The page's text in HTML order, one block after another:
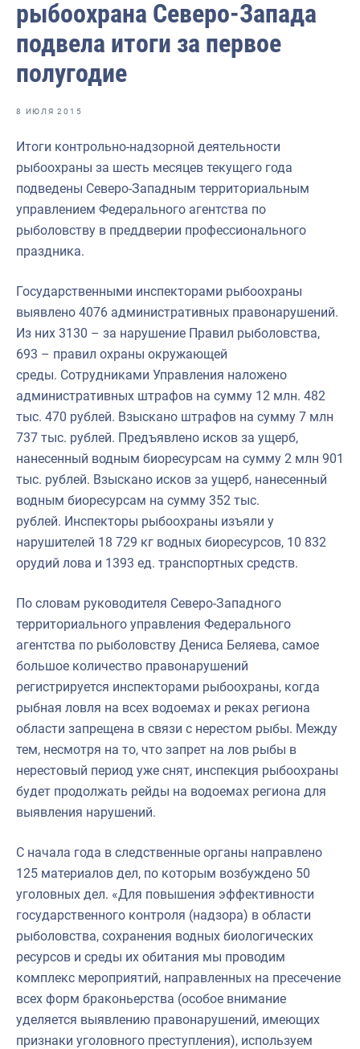
Отраслевые СМИ
Выставки и конференции
Научно-практическая литература
Инфографика
Большая африканская экспедиция
Укрепление духовно-нравственных ценностей
События в России и мире
рыбоохрана Северо-Запада
подвела итоги за первое
полугодие
8 ИЮЛЯ 2015
Итоги контрольно-надзорной деятельности
рыбоохраны за шесть месяцев текущего года
подведены Северо-Западным территориальным
управлением Федерального агентства по
рыболовству в преддверии профессионального
праздника.
Государственными инспекторами рыбоохраны
выявлено 4076 административных правонарушений.
Из них 3130 – за нарушение Правил рыболовства,
693 – правил охраны окружающей
среды. Сотрудниками Управления наложено
административных штрафов на сумму 12 млн. 482
тыс. 470 рублей. Взыскано штрафов на сумму 7 млн
737 тыс. рублей. Предъявлено исков за ущерб,
нанесенный водным биоресурсам на сумму 2 млн 901
тыс. рублей. Взыскано исков за ущерб, нанесенный
водным биоресурсам на сумму 352 тыс.
рублей. Инспекторы рыбоохраны изъяли у
нарушителей 18 729 кг водных биоресурсов, 10 832
орудий лова и 1393 ед. транспортных средств.
По словам руководителя Северо-Западного
территориального управления Федерального
агентства по рыболовству Дениса Беляева, самое
большое количество правонарушений
регистрируется инспекторами рыбоохраны, когда
рыбная ловля на всех водоемах и реках региона
области запрещена в связи с нерестом рыбы. Между
тем, несмотря на то, что запрет на лов рыбы в
нерестовый период уже снят, инспекция рыбоохраны
будет продолжать рейды на водоемах региона для
выявления нарушений.
С начала года в следственные органы направлено
125 материалов дел, по которым возбуждено 50
уголовных дел. «Для повышения эффективности
государственного контроля (надзора) в области
рыболовства, сохранения водных биологических
ресурсов и среды их обитания мы проводим
комплекс мероприятий, направленных на пресечение
всех форм браконьерства (особое внимание
уделяется выявлению правонарушений, имеющих
признаки уголовного преступления), используем